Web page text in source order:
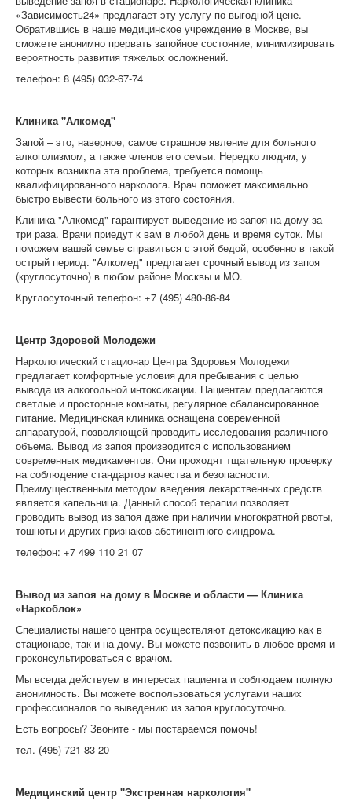
«Зависимость24» предлагает эту услугу по выгодной цене.
Обратившись в наше медицинское учреждение в Москве, вы
сможете анонимно прервать запойное состояние, минимизировать
вероятность развития тяжелых осложнений.
телефон: 8 (495) 032-67-74
Клиника "Алкомед"
Запой – это, наверное, самое страшное явление для больного
алкоголизмом, а также членов его семьи. Нередко людям, у
которых возникла эта проблема, требуется помощь
квалифицированного нарколога. Врач поможет максимально
быстро вывести больного из этого состояния.
Клиника "Алкомед" гарантирует выведение из запоя на дому за
три раза. Врачи приедут к вам в любой день и время суток. Мы
поможем вашей семье справиться с этой бедой, особенно в такой
острый период. "Алкомед" предлагает срочный вывод из запоя
(круглосуточно) в любом районе Москвы и МО.
Круглосуточный телефон: +7 (495) 480-86-84
Центр Здоровой Молодежи
Наркологический стационар Центра Здоровья Молодежи
предлагает комфортные условия для пребывания с целью
вывода из алкогольной интоксикации. Пациентам предлагаются
светлые и просторные комнаты, регулярное сбалансированное
питание. Медицинская клиника оснащена современной
аппаратурой, позволяющей проводить исследования различного
объема. Вывод из запоя производится с использованием
современных медикаментов. Они проходят тщательную проверку
на соблюдение стандартов качества и безопасности.
Преимущественным методом введения лекарственных средств
является капельница. Данный способ терапии позволяет
проводить вывод из запоя даже при наличии многократной рвоты,
тошноты и других признаков абстинентного синдрома.
телефон: +7 499 110 21 07
Вывод из запоя на дому в Москве и области — Клиника
«Наркоблок»
Специалисты нашего центра осуществляют детоксикацию как в
стационаре, так и на дому. Вы можете позвонить в любое время и
проконсультироваться с врачом.
Мы всегда действуем в интересах пациента и соблюдаем полную
анонимность. Вы можете воспользоваться услугами наших
профессионалов по выведению из запоя круглосуточно.
Есть вопросы? Звоните - мы постараемся помочь!
тел. (495) 721-83-20
Медицинский центр "Экстренная наркология"